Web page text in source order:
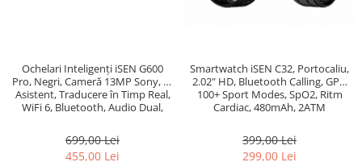
Ochelari Inteligenți iSEN G600
Pro, Negri, Cameră 13MP Sony, AI
Asistent, Traducere în Timp Real,
WiFi 6, Bluetooth, Audio Dual,
699,00 Lei
455,00 Lei
Smartwatch iSEN C32, Portocaliu,
2.02" HD, Bluetooth Calling, GPS,
100+ Sport Modes, SpO2, Ritm
Cardiac, 480mAh, 2ATM
399,00 Lei
299,00 Lei